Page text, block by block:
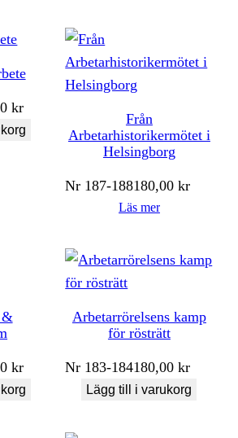
kr
Från
Arbetarhistorikermötet i
Helsingborg
Nr 187-188180,00kr
Läs mer
&
kr
Arbetarrörelsens kamp
för rösträtt
Nr 183-184180,00kr
Lägg till i varukorg